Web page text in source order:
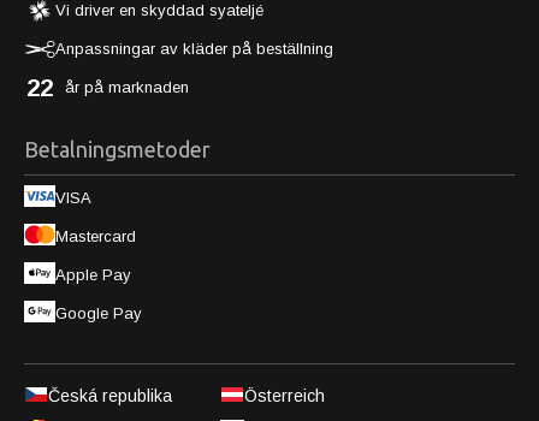
Vi driver en skyddad syateljé
Anpassningar av kläder på beställning
22 år på marknaden
Betalningsmetoder
VISA
Mastercard
Apple Pay
Google Pay
Česká republika
Österreich